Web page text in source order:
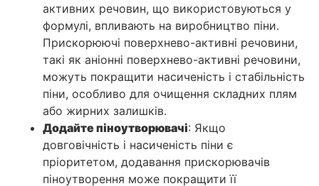
активних речовин, що використовуються у
формулі, впливають на виробництво піни.
Прискорюючі поверхнево-активні речовини,
такі як аніонні поверхнево-активні речовини,
можуть покращити насиченість і стабільність
піни, особливо для очищення складних плям
або жирних залишків.
Додайте піноутворювачі: Якщо
довговічність і насиченість піни є
пріоритетом, додавання прискорювачів
піноутворення може покращити її